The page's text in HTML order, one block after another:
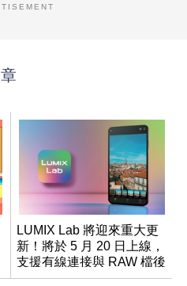
LUMIX Lab 將迎來重大更
新！將於 5 月 20 日上線，
支援有線連接與 RAW 檔後
製